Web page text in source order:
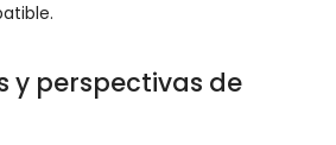
y perspectivas de